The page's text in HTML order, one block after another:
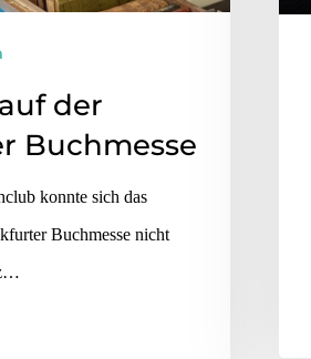
der
Buchmesse
konnte sich das
Buchmesse nicht